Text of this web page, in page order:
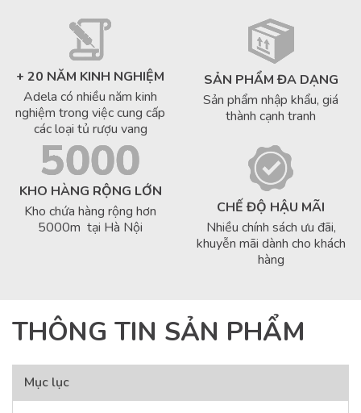
+ 20 NĂM KINH NGHIỆM
Adela có nhiều năm kinh
nghiệm trong việc cung cấp
các loại tủ rượu vang
SẢN PHẨM ĐA DẠNG
Sản phẩm nhập khẩu, giá
thành cạnh tranh
KHO HÀNG RỘNG LỚN
Kho chứa hàng rộng hơn
5000m tại Hà Nội
CHẾ ĐỘ HẬU MÃI
Nhiều chính sách ưu đãi,
khuyễn mãi dành cho khách
hàng
THÔNG TIN SẢN PHẨM
Mục lục